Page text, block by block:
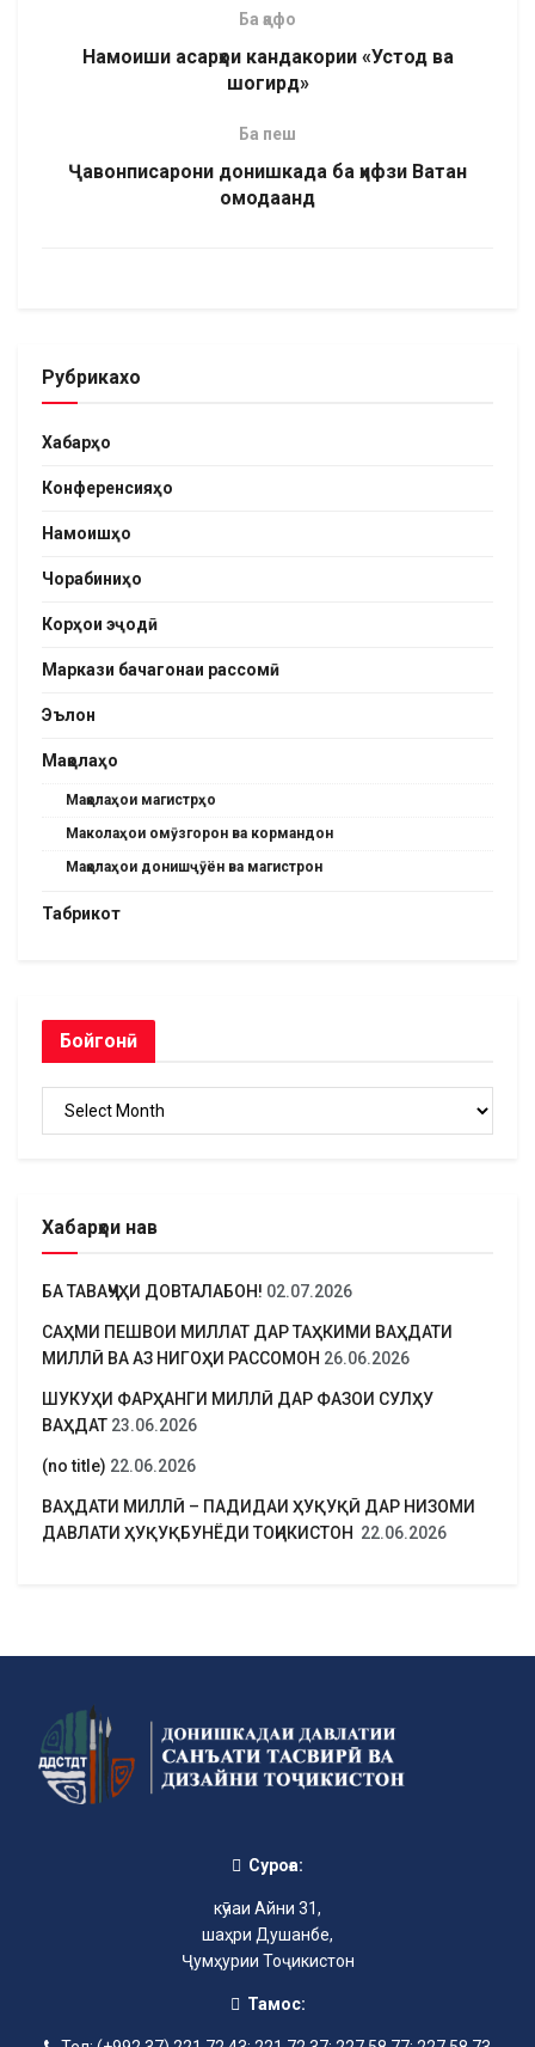
Ба қафо
Намоиши асарҳои кандакории «Устод ва
шогирд»
Ба пеш
Ҷавонписарони донишкада ба ҳифзи Ватан
омодаанд
Рубрикахо
Хабарҳо
Конференсияҳо
Намоишҳо
Чорабиниҳо
Корҳои эҷодӣ
Маркази бачагонаи рассомӣ
Эълон
Мақолаҳо
Мақолаҳои магистрҳо
Маколаҳои омӯзгорон ва кормандон
Мақолаҳои донишҷӯён ва магистрон
Табрикот
Бойгонӣ
Хабарҳои нав
БА ТАВАҶҶУҲИ ДОВТАЛАБОН! 02.07.2026
САҲМИ ПЕШВОИ МИЛЛАТ ДАР ТАҲКИМИ ВАҲДАТИ
МИЛЛӢ ВА АЗ НИГОҲИ РАССОМОН 26.06.2026
ШУКУҲИ ФАРҲАНГИ МИЛЛӢ ДАР ФАЗОИ СУЛҲУ
ВАҲДАТ 23.06.2026
(no title) 22.06.2026
ВАҲДАТИ МИЛЛӢ – ПАДИДАИ ҲУҚУҚӢ ДАР НИЗОМИ
ДАВЛАТИ ҲУҚУҚБУНЁДИ ТОҶИКИСТОН 22.06.2026
Суроға:
кӯчаи Айни 31,
шаҳри Душанбе,
Ҷумҳурии Тоҷикистон
Тамос: